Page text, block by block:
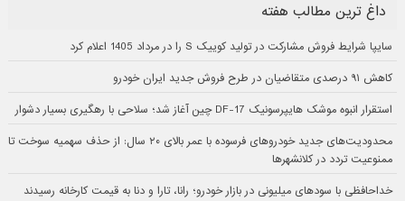
داغ ترین مطالب هفته
سایپا شرایط فروش مشارکت در تولید کوییک S را در مرداد 1405 اعلام کرد
کاهش ۹۱ درصدی متقاضیان در طرح فروش جدید ایران خودرو
استقرار انبوه موشک هایپرسونیک DF-17 چین آغاز شد؛ سلاحی با رهگیری بسیار دشوار
محدودیت‌های جدید خودروهای فرسوده با عمر بالای ۲۰ سال: از حذف سهمیه سوخت تا
ممنوعیت تردد در کلانشهرها
خداحافظی با سودهای میلیونی در بازار خودرو؛ رانا، تارا و دنا به قیمت کارخانه رسیدند